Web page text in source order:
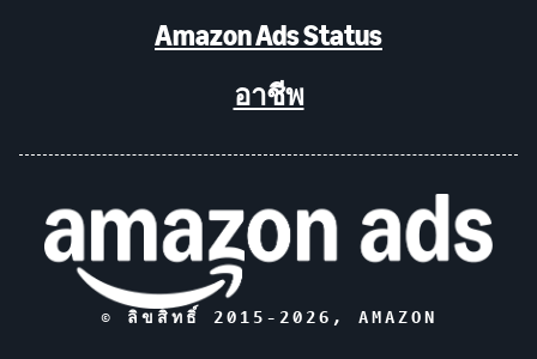
Amazon Ads Status
อาชีพ
© ลิขสิทธิ์ 2015- 2026 , AMAZON